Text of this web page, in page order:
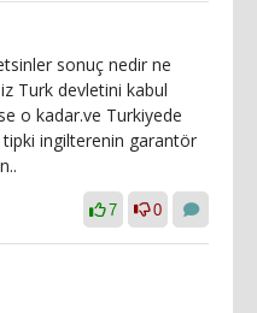
sonuç nedir ne
Turk devletini kabul
o kadar.ve Turkiyede
ingilterenin garantör
7 0